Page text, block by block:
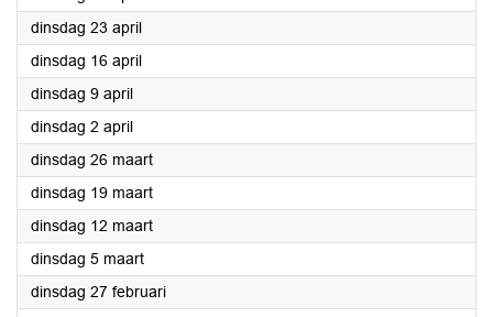
dinsdag 23 april2024
dinsdag 16 april2024
dinsdag 9 april2024
dinsdag 2 april2024
dinsdag 26 maart2024
dinsdag 19 maart2024
dinsdag 12 maart2024
dinsdag 5 maart2024
dinsdag 27 februari2024